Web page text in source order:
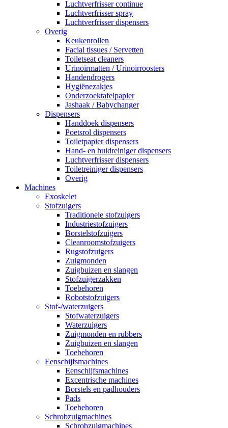
Luchtverfrisser continue
Luchtverfrisser spray
Luchtverfrisser dispensers
Overig
Keukenrollen
Facial tissues / Servetten
Toiletseat cleaners
Urinoirmatten / Urinoirroosters
Handendrogers
Hygiënezakjes
Onderzoektafelpapier
Jashaak / Babychanger
Dispensers
Handdoek dispensers
Poetsrol dispensers
Toiletpapier dispensers
Hand- en huidreiniger dispensers
Luchtverfrisser dispensers
Toiletreiniger dispensers
Overig
Machines
Exoskelet
Stofzuigers
Traditionele stofzuigers
Industriestofzuigers
Borstelstofzuigers
Cleanroomstofzuigers
Rugstofzuigers
Zuigmonden
Zuigbuizen en slangen
Stofzuigerzakken
Toebehoren
Robotstofzuigers
Stof-/waterzuigers
Stofwaterzuigers
Waterzuigers
Zuigmonden en rubbers
Zuigbuizen en slangen
Toebehoren
Eenschijfsmachines
Eenschijfsmachines
Excentrische machines
Borstels en padhouders
Pads
Toebehoren
Schrobzuigmachines
Schrobzuigmachines